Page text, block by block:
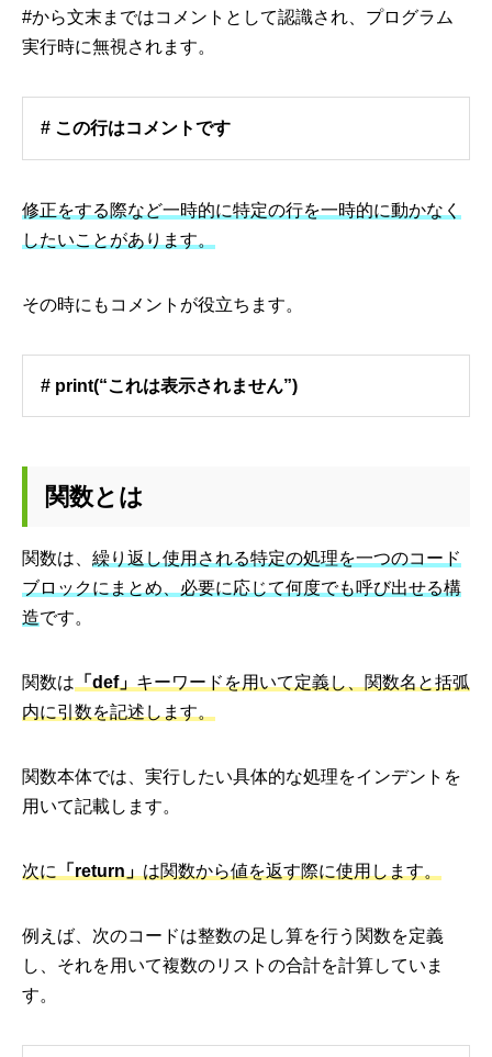
#から文末まではコメントとして認識され、プログラム
実行時に無視されます。
# この行はコメントです
修正をする際など一時的に特定の行を一時的に動かなく
したいことがあります。
その時にもコメントが役立ちます。
# print(“これは表示されません”)
関数とは
関数は、 繰り返し使用される特定の処理を一つのコード
ブロックにまとめ、必要に応じて何度でも呼び出せる構
造です。
関数は「def」キーワードを用いて定義し、関数名と括弧
内に引数を記述します。
関数本体では、実行したい具体的な処理をインデントを
用いて記載します。
次に「return」は関数から値を返す際に使用します。
例えば、次のコードは整数の足し算を行う関数を定義
し、それを用いて複数のリストの合計を計算していま
す。